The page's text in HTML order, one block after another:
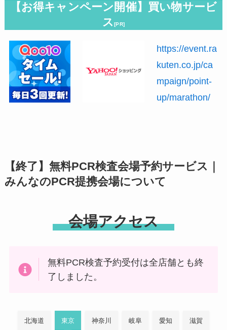
【お得キャンペーン開催】買い物サービ
ス[PR]
https://event.ra
kuten.co.jp/ca
mpaign/point-
up/marathon/
【終了】無料PCR検査会場予約サービス｜
みんなのPCR提携会場について
会場アクセス
無料PCR検査予約受付は全店舗とも終
了しました。
北海道 東京 神奈川 岐阜 愛知 滋賀